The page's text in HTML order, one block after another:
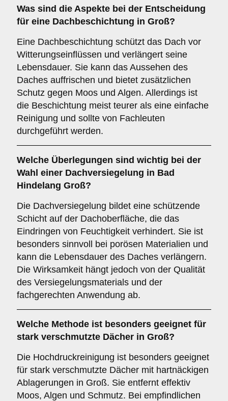
Was sind die Aspekte bei der Entscheidung
für eine Dachbeschichtung in Groß?
Eine Dachbeschichtung schützt das Dach vor
Witterungseinflüssen und verlängert seine
Lebensdauer. Sie kann das Aussehen des
Daches auffrischen und bietet zusätzlichen
Schutz gegen Moos und Algen. Allerdings ist
die Beschichtung meist teurer als eine einfache
Reinigung und sollte von Fachleuten
durchgeführt werden.
Welche Überlegungen sind wichtig bei der
Wahl einer Dachversiegelung in Bad
Hindelang Groß?
Die Dachversiegelung bildet eine schützende
Schicht auf der Dachoberfläche, die das
Eindringen von Feuchtigkeit verhindert. Sie ist
besonders sinnvoll bei porösen Materialien und
kann die Lebensdauer des Daches verlängern.
Die Wirksamkeit hängt jedoch von der Qualität
des Versiegelungsmaterials und der
fachgerechten Anwendung ab.
Welche Methode ist besonders geeignet für
stark verschmutzte Dächer in Groß?
Die Hochdruckreinigung ist besonders geeignet
für stark verschmutzte Dächer mit hartnäckigen
Ablagerungen in Groß. Sie entfernt effektiv
Moos, Algen und Schmutz. Bei empfindlichen